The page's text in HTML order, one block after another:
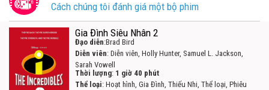
Cách chúng tôi đánh giá một bộ phim
Gia Đình Siêu Nhân 2
Đạo diễn:Brad Bird
Diễn viên: Diễn viên, Holly Hunter, Samuel L. Jackson,
Sarah Vowell
Thời lượng: 1 giờ 40 phút
Thể loại: Hoạt hình, Gia Đình, Thiếu Nhi, Thể loại, Phiêu